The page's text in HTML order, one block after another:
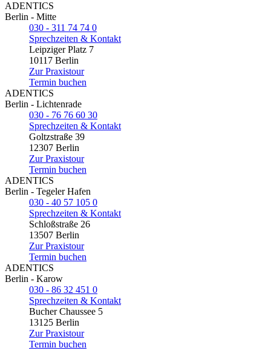
ADENTICS
Berlin - Mitte
030 - 311 74 74 0
Sprechzeiten & Kontakt
Leipziger Platz 7
10117 Berlin
Zur Praxistour
Termin buchen
ADENTICS
Berlin - Lichtenrade
030 - 76 76 60 30
Sprechzeiten & Kontakt
Goltzstraße 39
12307 Berlin
Zur Praxistour
Termin buchen
ADENTICS
Berlin - Tegeler Hafen
030 - 40 57 105 0
Sprechzeiten & Kontakt
Schloßstraße 26
13507 Berlin
Zur Praxistour
Termin buchen
ADENTICS
Berlin - Karow
030 - 86 32 451 0
Sprechzeiten & Kontakt
Bucher Chaussee 5
13125 Berlin
Zur Praxistour
Termin buchen